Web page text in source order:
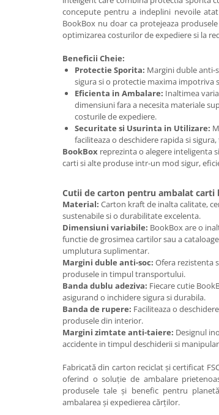
concepute pentru a indeplini nevoile
BookBox nu doar ca protejeaza
optimizarea costurilor de expediere si la
Beneficii Cheie:
Protectie Sporita: Margini duble anti-
sigura si o protectie maxima impotriva
Eficienta in Ambalare: Inaltimea
dimensiuni fara a necesita materiale
costurile de expediere.
Securitate si Usurinta in Utilizare:
faciliteaza o deschidere rapida si
BookBox reprezinta o alegere inteligenta
carti si alte produse intr-un mod sigur,
Cutii de carton pentru ambalat carti
Material: Carton kraft de inalta calitate,
sustenabile si o durabilitate excelenta.
Dimensiuni variabile: BookBox are o
functie de grosimea cartilor sau a
umplutura suplimentar.
Margini duble anti-soc: Ofera rezistenta
produsele in timpul transportului.
Banda dublu adeziva: Fiecare cutie
asigurand o inchidere sigura si durabila.
Banda de rupere: Faciliteaza o
produsele din interior.
Margini zimtate anti-taiere: Designul
accidente in timpul deschiderii si
Fabricată din carton reciclat și certificat
oferind o soluție de ambalare
produsele tale și benefic pentru
ambalarea și expedierea cărților.